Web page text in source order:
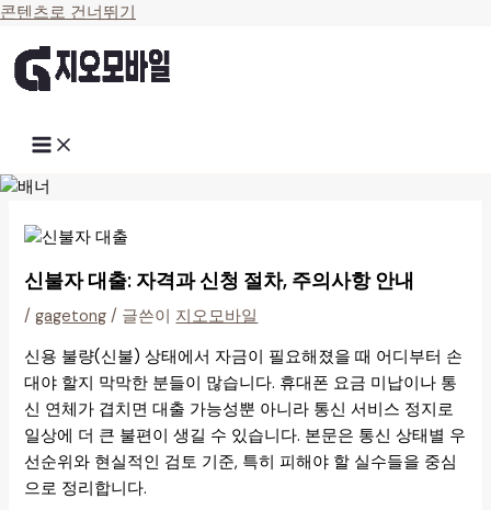
콘텐츠로 건너뛰기
신불자 대출: 자격과 신청 절차, 주의사항 안내
/gagetong / 글쓴이 지오모바일
신용 불량(신불) 상태에서 자금이 필요해졌을 때 어디부터 손
대야 할지 막막한 분들이 많습니다. 휴대폰 요금 미납이나 통
신 연체가 겹치면 대출 가능성뿐 아니라 통신 서비스 정지로
일상에 더 큰 불편이 생길 수 있습니다. 본문은 통신 상태별 우
선순위와 현실적인 검토 기준, 특히 피해야 할 실수들을 중심
으로 정리합니다.